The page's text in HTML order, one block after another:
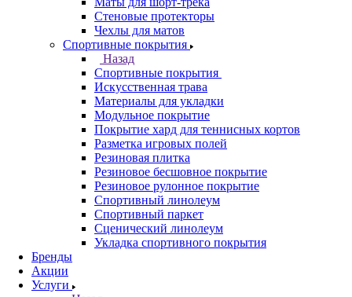
Стеновые протекторы
Чехлы для матов
Спортивные покрытия
Назад
Спортивные покрытия
Искусственная трава
Материалы для укладки
Модульное покрытие
Покрытие хард для теннисных кортов
Разметка игровых полей
Резиновая плитка
Резиновое бесшовное покрытие
Резиновое рулонное покрытие
Спортивный линолеум
Спортивный паркет
Сценический линолеум
Укладка спортивного покрытия
Бренды
Акции
Услуги